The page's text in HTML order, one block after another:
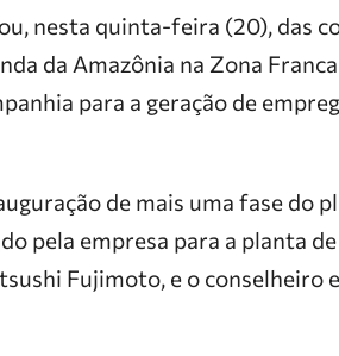
nesta quinta-feira (20), das
da Amazônia na Zona
para a geração de
de mais uma fase do
pela empresa para a planta
Fujimoto, e o conselheiro